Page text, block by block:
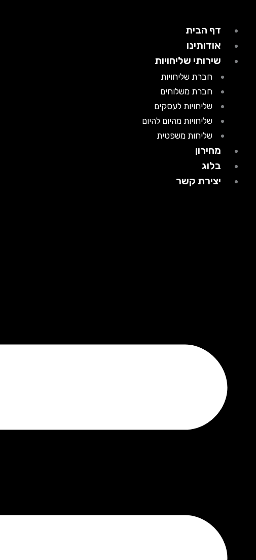
דף הבית
אודותינו
שירותי שליחויות
חברת שליחויות
חברת משלוחים
שליחויות לעסקים
שליחויות מהיום להיום
שליחות משפטית
מחירון
בלוג
יצירת קשר